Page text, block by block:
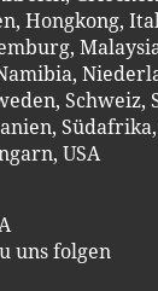
, Hongkong,
,
,
, Schweiz,
, Südafrika,
, USA
uns folgen